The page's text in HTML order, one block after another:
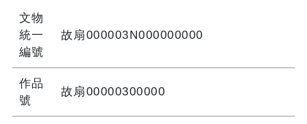
文物
統一
編號
故扇000003N000000000
作品
號
故扇00000300000